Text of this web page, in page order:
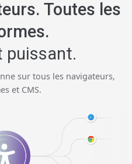
Toutes les
puissant.
sur tous les navigateurs,
et CMS.